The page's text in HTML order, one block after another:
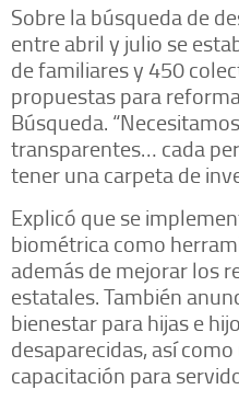
Sobre la búsqueda de
entre abril y julio se
de familiares y 450
propuestas para
Búsqueda.
transparentes… cada
tener una carpeta de
Explicó que se
biométrica como
además de mejorar los
estatales. También
bienestar para hijas e
desaparecidas, así
capacitación para